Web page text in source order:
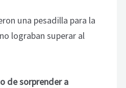
una pesadilla para la
lograban superar al
de sorprender a